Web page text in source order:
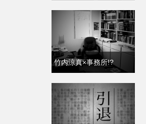
竹内涼真×事務所!?